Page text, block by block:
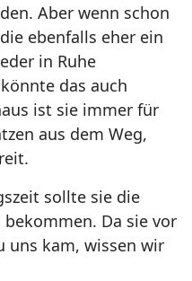
Aber wenn schon
ebenfalls eher ein
in Ruhe
das auch
ist sie immer für
aus dem Weg,
sollte sie die
bekommen. Da sie vor
uns kam, wissen wir